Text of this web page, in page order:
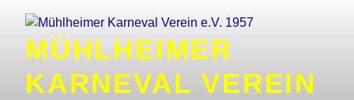
Inhalt
springenMÜHLHEIMER
KARNEVAL VEREIN